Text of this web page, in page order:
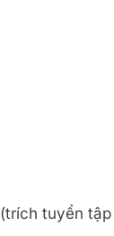
(trích tuyển tập